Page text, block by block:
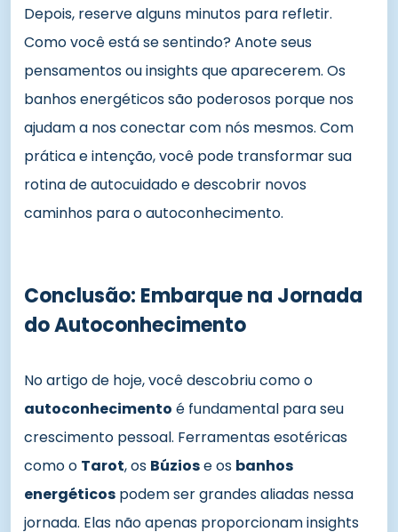
Depois, reserve alguns minutos para refletir.
Como você está se sentindo? Anote seus
pensamentos ou insights que aparecerem. Os
banhos energéticos são poderosos porque nos
ajudam a nos conectar com nós mesmos. Com
prática e intenção, você pode transformar sua
rotina de autocuidado e descobrir novos
caminhos para o autoconhecimento.
Conclusão: Embarque na Jornada
do Autoconhecimento
No artigo de hoje, você descobriu como o
autoconhecimento é fundamental para seu
crescimento pessoal. Ferramentas esotéricas
como o Tarot, os Búziose os banhos
energéticos podem ser grandes aliadas nessa
jornada. Elas não apenas proporcionam insights